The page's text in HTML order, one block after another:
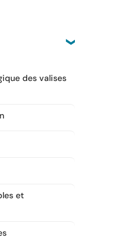
des valises
et